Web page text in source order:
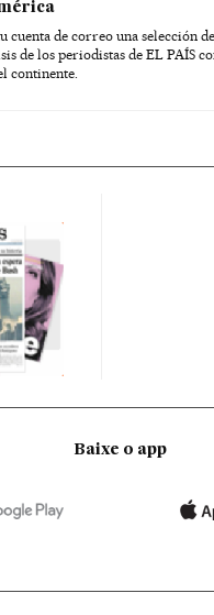
cuenta de correo una selección
de los periodistas de EL PAÍS
continente.
Baixe o app